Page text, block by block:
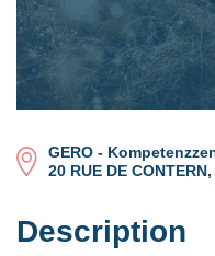
GERO -
20 RUE DE
Description